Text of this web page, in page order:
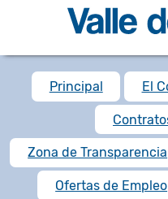
Principal El
Zona de Transparencia
Ofertas de Empleo